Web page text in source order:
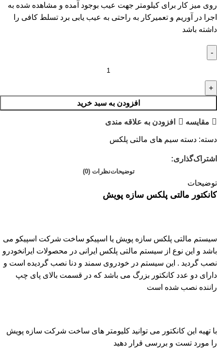
روی میز کار برای کیلومتر جهت عیب بوجود آمده و مشاهده شده به
اجرا در آوریم و تعمیرکار به راحتی به عیب یابی برد تسلط کافی را
داشته باشد
افزودن به سبد خرید
مقايسه افزودن به علاقه مندی
دسته: دسته سیم های مالتی پلکس
اشتراک‌گذاری:
توضیحاتنظرات (0)
توضیحات
کانکتور مالتی پلکس سازه پویش
سیستم مالتی پلکس سازه پویش یا اسپیکو ساخت شرکت اسپیکو می
باشد و این نوع از سیستم مالتی پلکس ایرانی در محصولات ایرانخودرو
نصب گردید . این سیستم در خودروی سمند و دنا نصب گردیده است و
دارای دو عدد کانکتور بزرگ می باشد که در قسمت بالای پای چپ
راننده نصب شده است
با تهیه این کانکتور می توانید کلیومتر های ساخت شرکت سازه پویش
را مورد تست و بررسی قرار دهید